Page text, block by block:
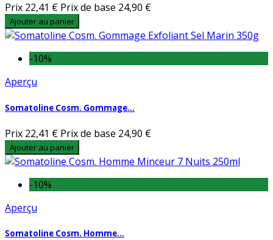
Prix 22,41 € Prix de base 24,90 €
Ajouter au panier
-10%
Aperçu
Somatoline Cosm. Gommage...
Prix 22,41 € Prix de base 24,90 €
Ajouter au panier
-10%
Aperçu
Somatoline Cosm. Homme...